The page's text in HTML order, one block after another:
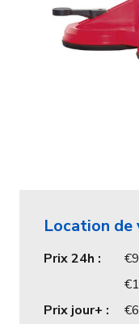
Location
Prix 24h :
Prix jour+ :
6